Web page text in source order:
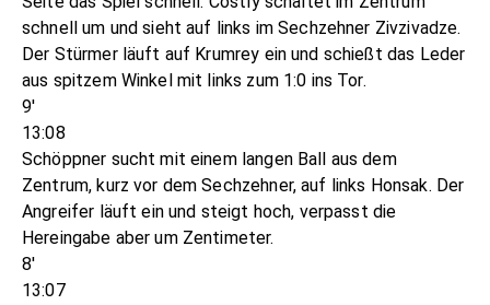
schnell um und sieht auf links im Sechzehner Zivzivadze.
Der Stürmer läuft auf Krumrey ein und schießt das Leder
aus spitzem Winkel mit links zum 1:0 ins Tor.
9'
13:08
Schöppner sucht mit einem langen Ball aus dem
Zentrum, kurz vor dem Sechzehner, auf links Honsak. Der
Angreifer läuft ein und steigt hoch, verpasst die
Hereingabe aber um Zentimeter.
8'
13:07